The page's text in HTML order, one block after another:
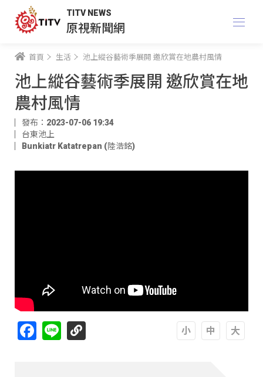
TITV NEWS
原視新聞網
首頁 生活 池上縱谷藝術季展開 邀欣賞在地農村風情
池上縱谷藝術季展開 邀欣賞在地
農村風情
發布：2023-07-06 19:34
台東池上
Bunkiatr Katatrepan (陸浩銘)
Facebook
Line